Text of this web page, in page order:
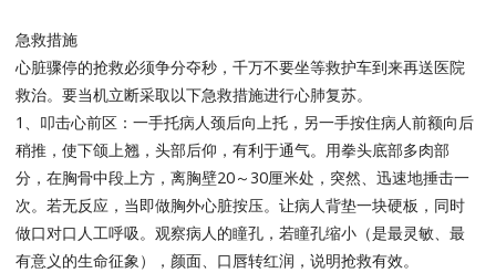
急救措施
心脏骤停的抢救必须争分夺秒，千万不要坐等救护车到来再送医院
救治。要当机立断采取以下急救措施进行心肺复苏。
1、叩击心前区：一手托病人颈后向上托，另一手按住病人前额向后
稍推，使下颌上翘，头部后仰，有利于通气。用拳头底部多肉部
分，在胸骨中段上方，离胸壁20～30厘米处，突然、迅速地捶击一
次。若无反应，当即做胸外心脏按压。让病人背垫一块硬板，同时
做口对口人工呼吸。观察病人的瞳孔，若瞳孔缩小（是最灵敏、最
有意义的生命征象），颜面、口唇转红润，说明抢救有效。